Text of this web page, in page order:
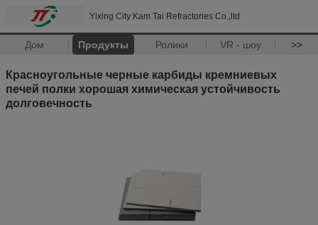
Yixing City Kam Tai Refractories Co.,ltd
Дом Продукты Ролики VR - шоу >>
Красноугольные черные карбиды кремниевых
печей полки хорошая химическая устойчивость
долговечность